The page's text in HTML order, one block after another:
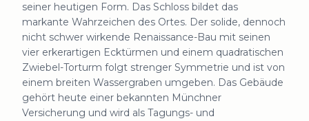
seiner heutigen Form. Das Schloss bildet das
markante Wahrzeichen des Ortes. Der solide, dennoch
nicht schwer wirkende Renaissance-Bau mit seinen
vier erkerartigen Ecktürmen und einem quadratischen
Zwiebel-Torturm folgt strenger Symmetrie und ist von
einem breiten Wassergraben umgeben. Das Gebäude
gehört heute einer bekannten Münchner
Versicherung und wird als Tagungs- und